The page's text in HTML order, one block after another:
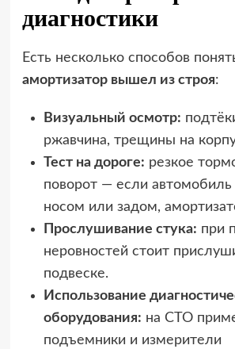
диагностики
Есть несколько способов
амортизатор вышел из строя:
Визуальный осмотр:
ржавчина, трещины на
Тест на дороге: резкое
поворот — если автомобиль
носом или задом,
Прослушивание стука: при
неровностей стоит
подвеске.
Использование
оборудования: на СТО
подъемники и измерители